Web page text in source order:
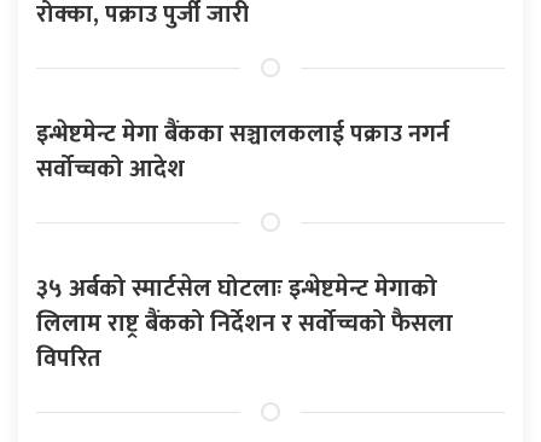
रोक्का, पक्राउ पुर्जी जारी
इन्भेष्टमेन्ट मेगा बैंकका सञ्चालकलाई पक्राउ नगर्न
सर्वोच्चको आदेश
३५ अर्बको स्मार्टसेल घोटलाः इन्भेष्टमेन्ट मेगाको
लिलाम राष्ट्र बैंकको निर्देशन र सर्वोच्चको फैसला
विपरित